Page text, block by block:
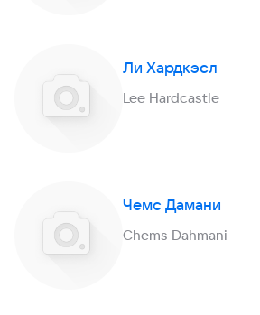
Ли Хардкэсл
Lee Hardcastle
Чемс Дамани
Chems Dahmani